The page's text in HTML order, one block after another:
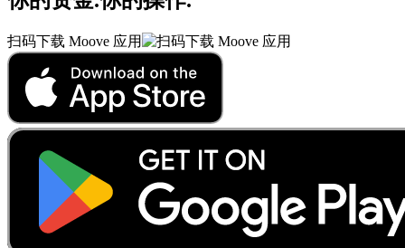
扫码下载 Moove 应用